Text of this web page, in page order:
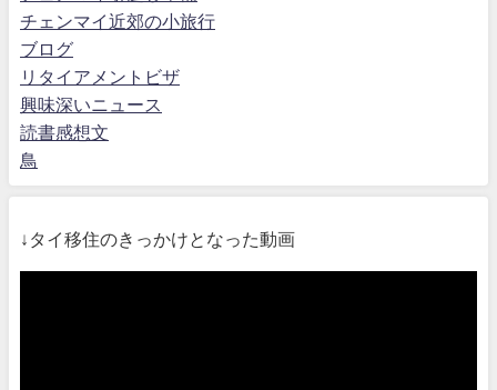
チェンマイ近郊の小旅行
ブログ
リタイアメントビザ
興味深いニュース
読書感想文
鳥
↓タイ移住のきっかけとなった動画